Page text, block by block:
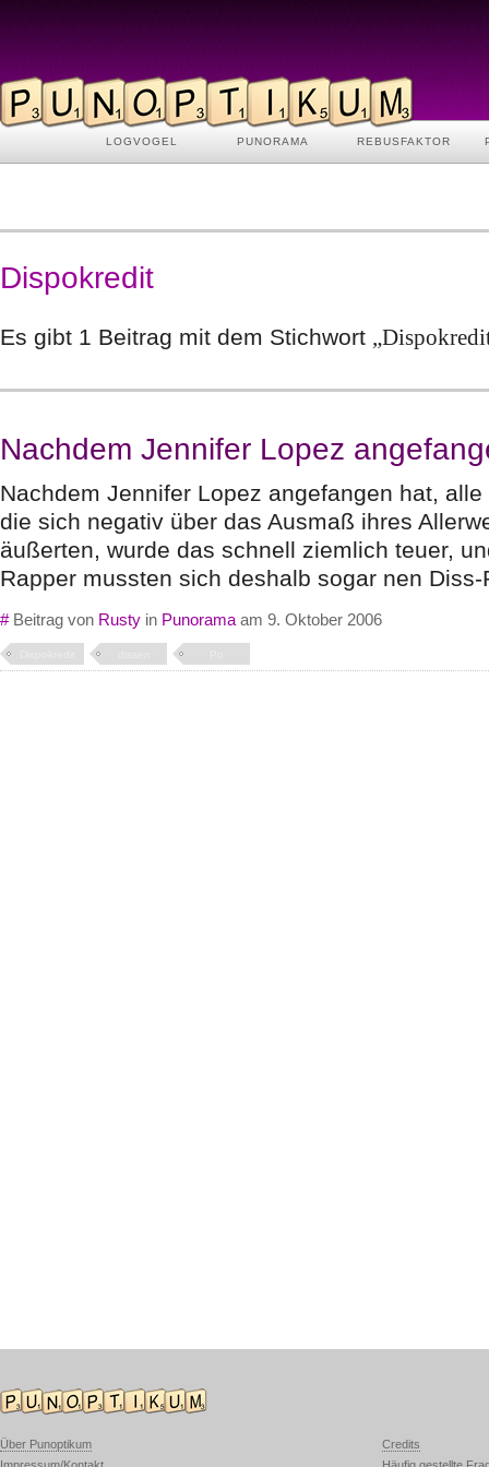
LOGVOGEL PUNORAMA REBUSFAKTOR
Dispokredit
Es gibt 1 Beitrag mit dem Stichwort
Nachdem Jennifer Lopez
Nachdem Jennifer Lopez angefangen hat,
die sich negativ über das Ausmaß ihres
äußerten, wurde das schnell ziemlich teuer,
Rapper mussten sich deshalb sogar nen
#Beitrag von Rusty in Punorama am 9. Oktober 2006
Über Punoptikum
Credits